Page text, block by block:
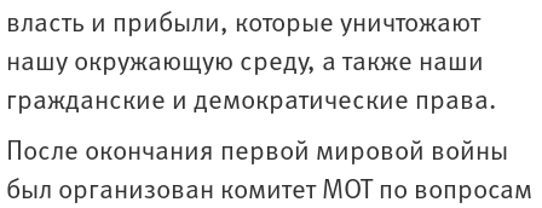
власть и прибыли, которые уничтожают
нашу окружающую среду, а также наши
гражданские и демократические права.
После окончания первой мировой войны
был организован комитет МОТ по вопросам